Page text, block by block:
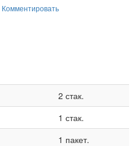
Комментировать
2 стак.
1 стак.
1 пакет.